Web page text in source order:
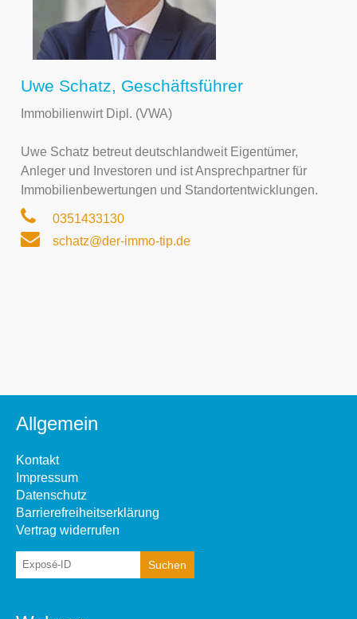
Uwe Schatz, Geschäftsführer
Immobilienwirt Dipl. (VWA)
Uwe Schatz betreut deutschlandweit Eigentümer,
Anleger und Investoren und ist Ansprechpartner für
Immobilienbewertungen und Standortentwicklungen.
0351433130
schatz@der-immo-tip.de
Allgemein
Kontakt
Impressum
Datenschutz
Barrierefreiheitserklärung
Vertrag widerrufen